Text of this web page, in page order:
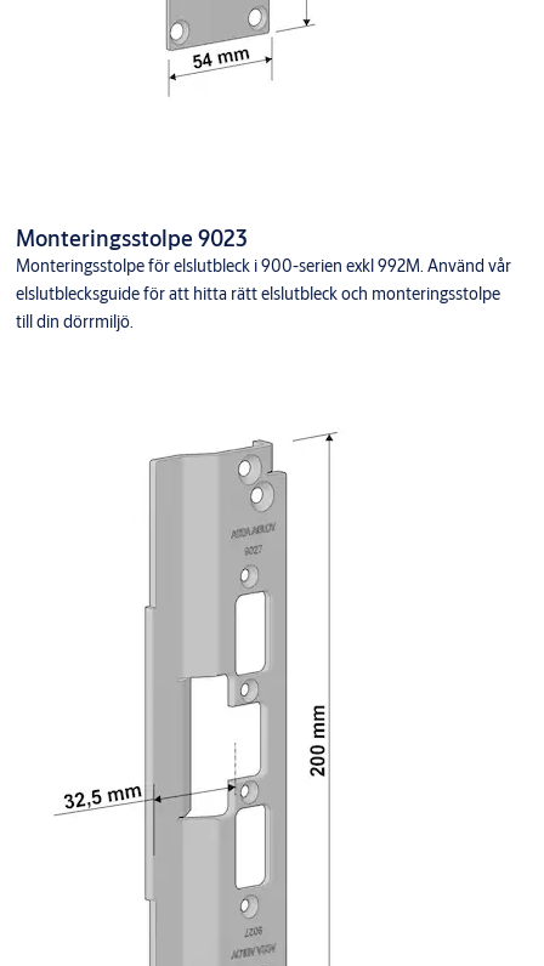
Monteringsstolpe 9023
Monteringsstolpe för elslutbleck i 900-serien exkl 992M. Använd vår
elslutblecksguide för att hitta rätt elslutbleck och monteringsstolpe
till din dörrmiljö.